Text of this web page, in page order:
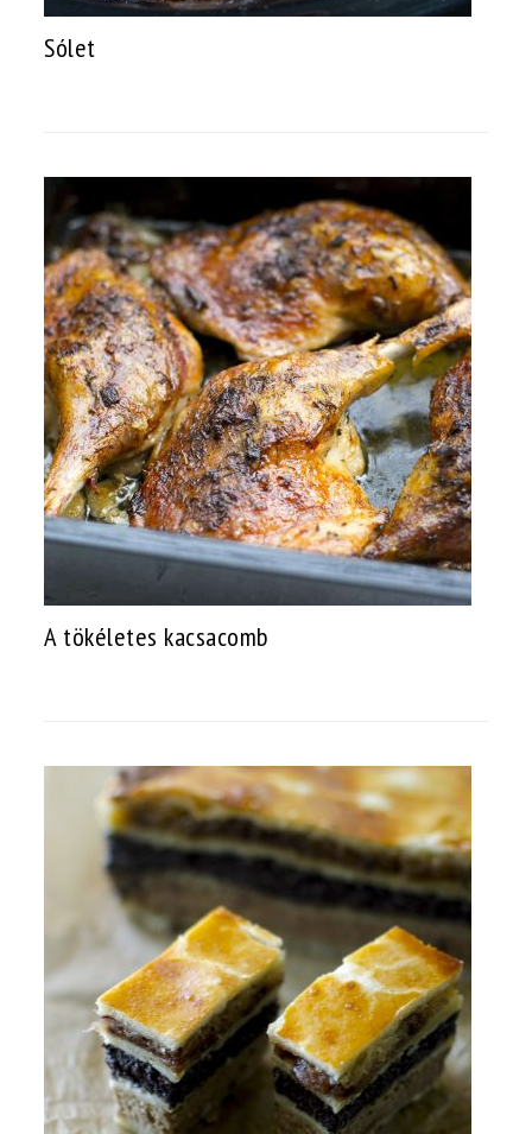
Sólet
A tökéletes kacsacomb